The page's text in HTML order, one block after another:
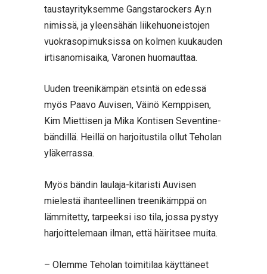
taustayrityksemme Gangstarockers Ay:n
nimissä, ja yleensähän liikehuoneistojen
vuokrasopimuksissa on kolmen kuukauden
irtisanomisaika, Varonen huomauttaa.
Uuden treenikämpän etsintä on edessä
myös Paavo Auvisen, Väinö Kemppisen,
Kim Miettisen ja Mika Kontisen Seventine-
bändillä. Heillä on harjoitustila ollut Teholan
yläkerrassa.
Myös bändin laulaja-kitaristi Auvisen
mielestä ihanteellinen treenikämppä on
lämmitetty, tarpeeksi iso tila, jossa pystyy
harjoittelemaan ilman, että häiritsee muita.
– Olemme Teholan toimitilaa käyttäneet